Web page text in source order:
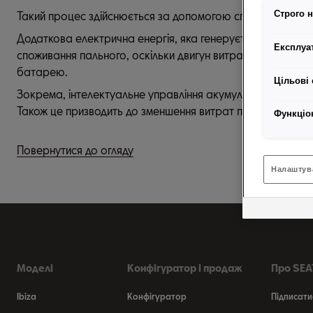
Такий процес здійснюється за допомогою спеціально
Додаткова електрична енергія, яка генерується,
споживання пального, оскільки двигун витрачає менше
батарею.
Зокрема, інтелектуальне управління акумулятором
Також це призводить до зменшення витрат пального.
Повернутися до огляду
Моделі
Ibiza
Конфігуратор і продаж
Конфігуратор
Про
Строго